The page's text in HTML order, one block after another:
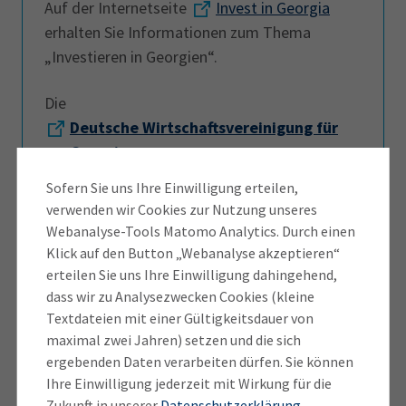
Sofern Sie uns Ihre Einwilligung erteilen,
verwenden wir Cookies zur Nutzung unseres
Webanalyse-Tools Matomo Analytics. Durch einen
Klick auf den Button „Webanalyse akzeptieren“
erteilen Sie uns Ihre Einwilligung dahingehend,
dass wir zu Analysezwecken Cookies (kleine
Textdateien mit einer Gültigkeitsdauer von
maximal zwei Jahren) setzen und die sich
ergebenden Daten verarbeiten dürfen. Sie können
Ihre Einwilligung jederzeit mit Wirkung für die
Auf der Internetseite
Invest in Georgia
erhalten Sie Informationen zum Thema
„Investieren in Georgien“.
Die
Deutsche Wirtschaftsvereinigung für
Georgien
Geschäftsaufbau in Georgien
Nützliche Links
Deutsch-Georgische
Wirtschaftsvereinigung
Außenwirtschaftsportal:
Informationen zu Georgien